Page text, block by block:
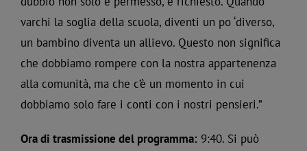
varchi la soglia della scuola, diventi un po ‘diverso,
un bambino diventa un allievo. Questo non significa
che dobbiamo rompere con la nostra appartenenza
alla comunità, ma che c’è un momento in cui
dobbiamo solo fare i conti con i nostri pensieri.”
Ora di trasmissione del programma: 9:40. Si può